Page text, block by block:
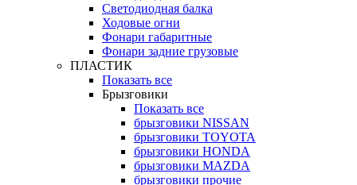
Светодиодная балка
Ходовые огни
Фонари габаритные
Фонари задние грузовые
ПЛАСТИК
Показать все
Брызговики
Показать все
брызговики NISSAN
брызговики TOYOTA
брызговики HONDA
брызговики MAZDA
брызговики прочие